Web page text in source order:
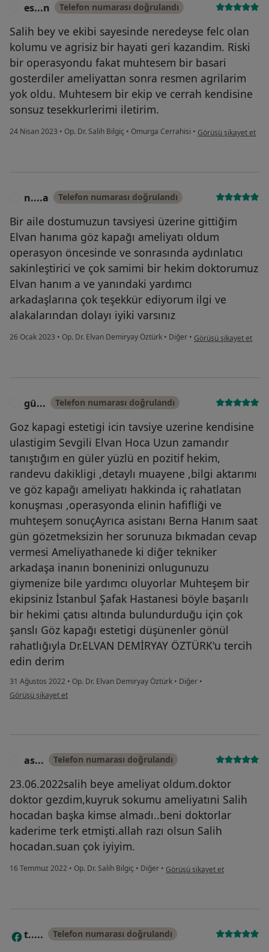
es...n Telefon numarası doğrulandı
Salih bey ve ekibi sayesinde neredeyse felc olan
kolumu ve agrisiz bir hayati geri kazandim. Riski
bir operasyondu fakat muhtesem bir basari
gosterdiler ameliyattan sonra resmen agrilarim
yok oldu. Muhtesem bir ekip ve cerrah kendisine
sonsuz tesekkurlerimi iletirim.
24 Nisan 2023 • Op. Dr. Salih Bilgiç • Omurga Cerrahisi • kullanıcının
Görüşü şikayet et
n....a Telefon numarası doğrulandı
Bir aile dostumuzun tavsiyesi üzerine gittiğim
Elvan hanıma göz kapağı ameliyatı oldum
operasyon öncesinde ve sonrasında aydınlatıcı
sakinleştirici ve çok samimi bir hekim doktorumuz
Elvan hanım a ve yanındaki yardımcı
arkadaşlarına çok teşekkür ediyorum ilgi ve
alakalarından dolayı iyiki varsınız
26 Ocak 2023 • Op. Dr. Elvan Demiryay Öztürk • Diğer • kullanıcının görüşüne
Görüşü şikayet et
gü... Telefon numarası doğrulandı
Goz kapagi estetigi icin tavsiye uzerine kendisine
ulastigim Sevgili Elvan Hoca Uzun zamandır
tanıştığım en güler yüzlü en pozitif hekim,
randevu dakikligi ,detaylı muayene ,bilgi aktarımı
ve göz kapağı ameliyatı hakkinda iç rahatlatan
konuşması ,operasyonda elinin hafifliği ve
muhteşem sonuçAyrıca asistanı Berna Hanım saat
gün gözetmeksizin her sorunuza bıkmadan cevap
vermesi Ameliyathanede ki diğer tekniker
arkadaşa inanın boneninizi onlugunuzu
giymenize bile yardımcı oluyorlar Muhteşem bir
ekipsiniz İstanbul Şafak Hastanesi böyle başarılı
bir hekimi çatısı altında bulundurduğu için çok
şanslı Göz kapağı estetigi düşünenler gönül
rahatlığıyla Dr.ELVAN DEMİRYAY ÖZTÜRK'u tercih
edin derim
31 Ağustos 2022 • Op. Dr. Elvan Demiryay Öztürk • Diğer •
kullanıcının görüşüne göre gü...
Görüşü şikayet et
as... Telefon numarası doğrulandı
23.06.2022salih beye ameliyat oldum.doktor
doktor gezdim,kuyruk sokumu ameliyatıni Salih
hocadan başka kimse almadı..beni doktorlar
kaderime terk etmişti.allah razı olsun Salih
hocadan.suan çok iyiyim.
16 Temmuz 2022 • Op. Dr. Salih Bilgiç • Diğer • kullanıcının görüşüne göre as...
Görüşü şikayet et
T t..... Telefon numarası doğrulandı